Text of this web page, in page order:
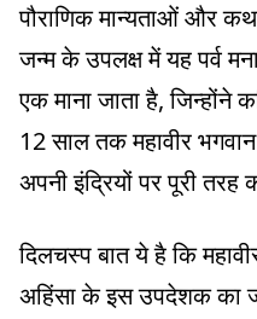
पौराणिक मान्यताओं और
जन्म के उपलक्ष में यह पर्व
एक माना जाता है, जिन्होंने
12 साल तक महावीर
अपनी इंद्रियों पर पूरी तरह
दिलचस्प बात ये है कि
अहिंसा के इस उपदेशक का